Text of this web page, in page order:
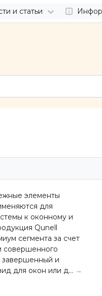
и статьи
элементы
для
к оконному и
Qunell
сегмента за счет
совершенного
завершенный и
для окон или д... →